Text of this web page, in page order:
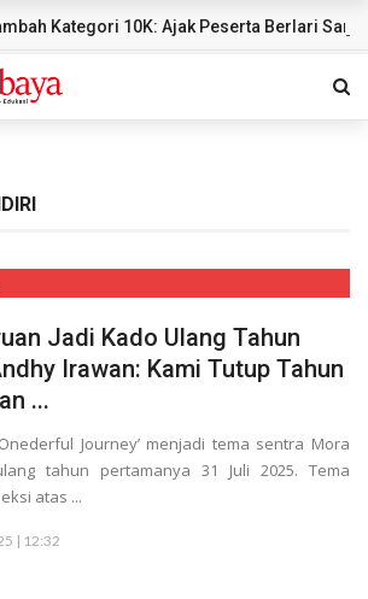
Kategori 10K: Ajak Peserta Berlari
Jadi Kado Ulang Tahun
Irawan: Kami Tutup Tahun
...
Journey’ menjadi tema sentra Mora
tahun pertamanya 31 Juli 2025. Tema
atas ...
| 12:32